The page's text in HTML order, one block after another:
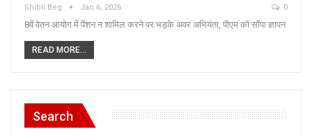
Shibli Beg Jan 6, 2026 0
8वें वेतन आयोग में पेंशन न शामिल करने पर भड़के अवर अभियंता, पीएम को सौंपा ज्ञापन
READ MORE...
Search